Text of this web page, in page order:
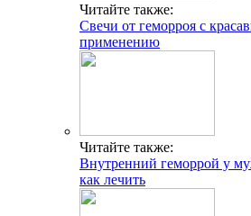
Читайте также:
Свечи от геморроя с
применению
Читайте также:
Внутренний геморрой у
как лечить